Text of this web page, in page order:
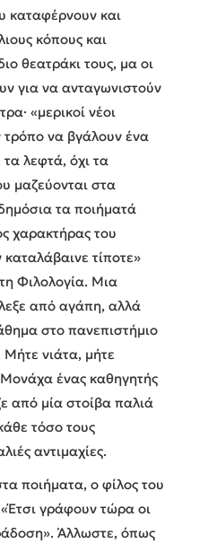
καταφέρνουν και
κόπους και
θεατράκι τους, μα οι
για να ανταγωνιστούν
«μερικοί νέοι
τρόπο να βγάλουν ένα
τα λεφτά, όχι τα
μαζεύονται στα
τα ποιήματά
χαρακτήρας του
τίποτε»
Φιλολογία. Μια
από αγάπη, αλλά
στο πανεπιστήμιο
νιάτα, μήτε
ένας καθηγητής
από μία στοίβα παλιά
τόσο τους
αντιμαχίες.
ποιήματα, ο φίλος του
γράφουν τώρα οι
Άλλωστε, όπως